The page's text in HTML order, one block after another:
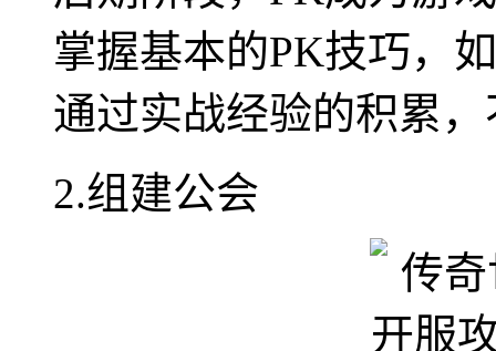
掌握基本的PK技巧，
通过实战经验的积累
2.组建公会